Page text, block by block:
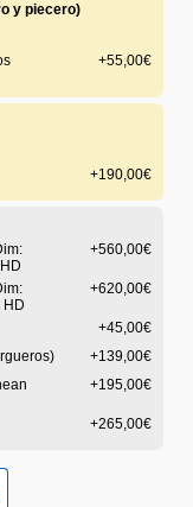
y piecero)
+55,00€
+190,00€
+560,00€
HD
+620,00€
+45,00€
+139,00€
+195,00€
+265,00€